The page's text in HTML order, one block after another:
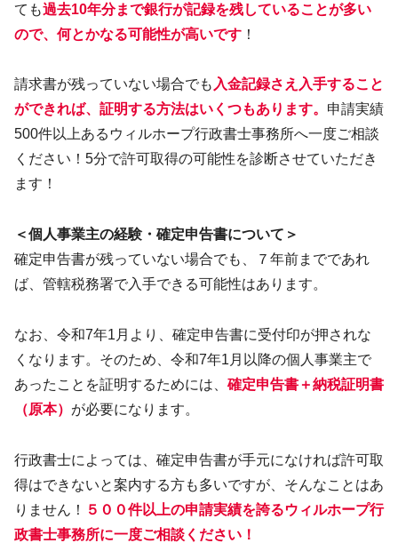
ても過去10年分まで銀行が記録を残していることが多い
ので、何とかなる可能性が高いです ！
請求書が残っていない場合でも 入金記録さえ入手すること
ができれば、証明する方法はいくつもあります。 申請実績
500件以上あるウィルホープ行政書士事務所へ一度ご相談
ください！5分で許可取得の可能性を診断させていただき
ます！
＜個人事業主の経験・確定申告書について＞
確定申告書が残っていない場合でも、７年前までであれ
ば、管轄税務署で入手できる可能性はあります。
なお、令和7年1月より、確定申告書に受付印が押されな
くなります。そのため、令和7年1月以降の個人事業主で
あったことを証明するためには、 確定申告書＋納税証明書
（原本） が必要になります。
行政書士によっては、確定申告書が手元になければ許可取
得はできないと案内する方も多いですが、そんなことはあ
りません！
５００件以上の申請実績を誇るウィルホープ行
政書士事務所に一度ご相談ください！